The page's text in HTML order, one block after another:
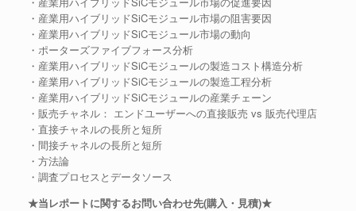
・産業用ハイブリッドSiCモジュール市場の阻害要因
・産業用ハイブリッドSiCモジュール市場の動向
・ポーターズファイブフォース分析
・産業用ハイブリッドSiCモジュールの製造コスト構造分析
・産業用ハイブリッドSiCモジュールの製造工程分析
・産業用ハイブリッドSiCモジュールの産業チェーン
・販売チャネル： エンドユーザーへの直接販売 vs 販売代理店
・直接チャネルの長所と短所
・間接チャネルの長所と短所
・方法論
・調査プロセスとデータソース
★当レポートに関するお問い合わせ先(購入・見積)★